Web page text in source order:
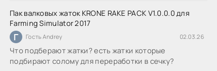
Пак валковых жаток KRONE RAKE PACK V1.0.0.0 для
Farming Simulator 2017
Г Гость Andrey 02.03.26
Что подберают жатки? есть жатки которые
подбирают солому для переработки в сечку?